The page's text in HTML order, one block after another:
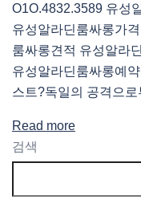
O1O.4832.3589 유성
유성알라딘룸싸롱가
룸싸롱견적 유성알라
유성알라딘룸싸롱예
스트?독일의 공격으
Read more
검색